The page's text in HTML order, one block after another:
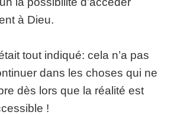
à Dieu.
tout indiqué: cela n’a pas
dans les choses qui ne
dès lors que la réalité est
!